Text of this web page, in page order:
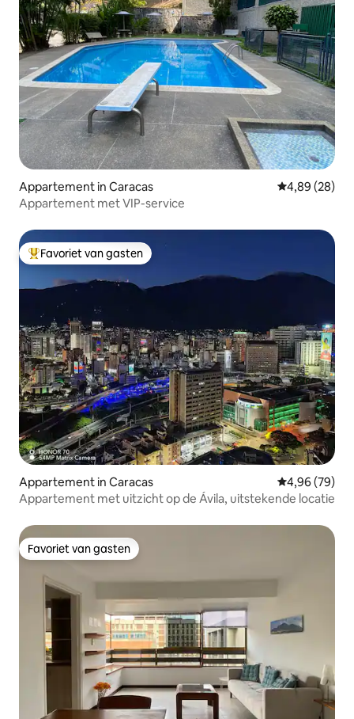
Appartement in Caracas Gemiddelde
4,89 (28)
Appartement met VIP-service
Topfavoriet van gasten
Favoriet van gasten
Appartement in Caracas Gemiddelde
4,96 (79)
Appartement met uitzicht op de Ávila, uitstekende locatie
Favoriet van gasten
Favoriet van gasten